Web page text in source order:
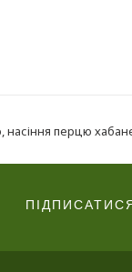
,насіння перцю